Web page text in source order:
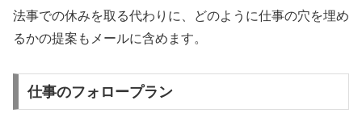
法事での休みを取る代わりに、どのように仕事の穴を埋め
るかの提案もメールに含めます。
仕事のフォロープラン